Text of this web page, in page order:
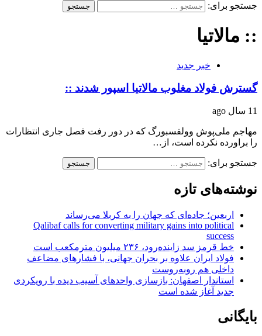
جستجو برای:
:: مالاتیا
خبر جدید
گسترش فولاد مغلوب مالاتیا اسپور شدند ::
11 سال ago
مهاجم ملی‌پوش وولفسبورگ که در دور رفت فصل جاری انتظارات
را براورده نکرده است، از…
جستجو برای:
نوشته‌های تازه
اربعین؛ جاده‌ای که جهان را به کربلا می‌رساند
Qalibaf calls for converting military gains into political
success
خط قرمز سد زاینده‌رود، ۲۳۶ میلیون مترمکعب است
فولاد ایران علاوه بر بحران جهانی، با فشارهای مضاعف
داخلی هم روبه‌روست
استاندار اصفهان: بازسازی واحدهای آسیب دیده با رویکردی
جدید آغاز شده است
بایگانی